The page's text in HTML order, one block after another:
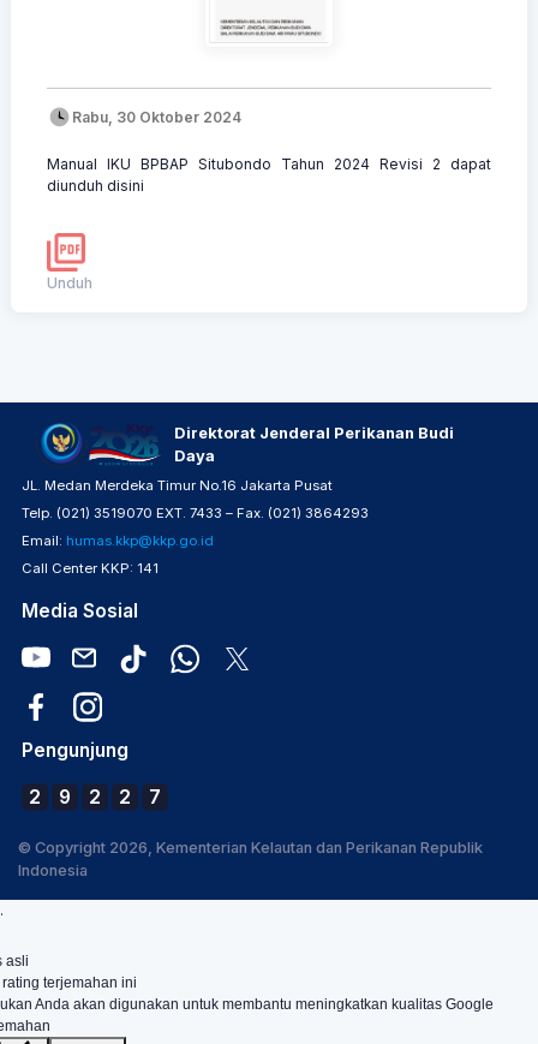
Rabu, 30 Oktober 2024
Manual IKU BPBAP Situbondo Tahun 2024 Revisi 2 dapat
diunduh disini
Unduh
Direktorat Jenderal Perikanan Budi
Daya
JL. Medan Merdeka Timur No.16 Jakarta Pusat
Telp. (021) 3519070 EXT. 7433 – Fax. (021) 3864293
Email: humas.kkp@kkp.go.id
Call Center KKP: 141
Media Sosial
Pengunjung
2 9 2 2 7
© Copyright 2026, Kementerian Kelautan dan Perikanan Republik
Indonesia
.
asli
terjemahan ini
Anda akan digunakan untuk membantu meningkatkan kualitas Google